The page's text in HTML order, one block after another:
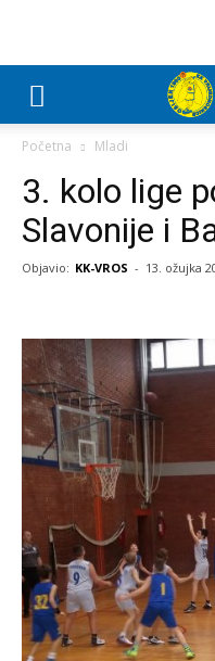
Početna Mladi
3. kolo lige
Slavonije i
Objavio: KK-VROS - 13. ožujka